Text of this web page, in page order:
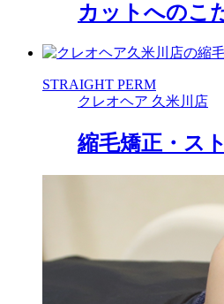
カットへのこ
STRAIGHT PERM
クレオヘア 久米川店
縮毛矯正・ス